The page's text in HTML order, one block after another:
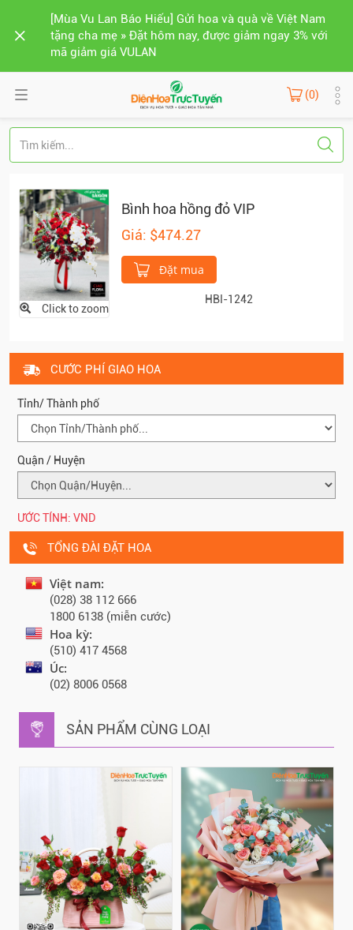
[Mùa Vu Lan Báo Hiếu] Gửi hoa và quà về Việt Nam
tặng cha mẹ » Đặt hôm nay, được giảm ngay 3% với
mã giảm giá VULAN
(0)
Click to zoom
Bình hoa hồng đỏ VIP
Giá: $474.27
Đặt mua
HBI-1242
CƯỚC PHÍ GIAO HOA
Tỉnh/ Thành phố
Quận / Huyện
ƯỚC TÍNH: VND
TỔNG ĐÀI ĐẶT HOA
Việt nam:
(028) 38 112 666
1800 6138 (miễn cước)
Hoa kỳ:
(510) 417 4568
Úc:
(02) 8006 0568
SẢN PHẨM CÙNG LOẠI